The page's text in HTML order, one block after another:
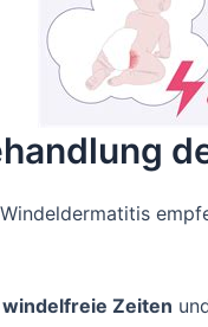
windelfreie Zeiten